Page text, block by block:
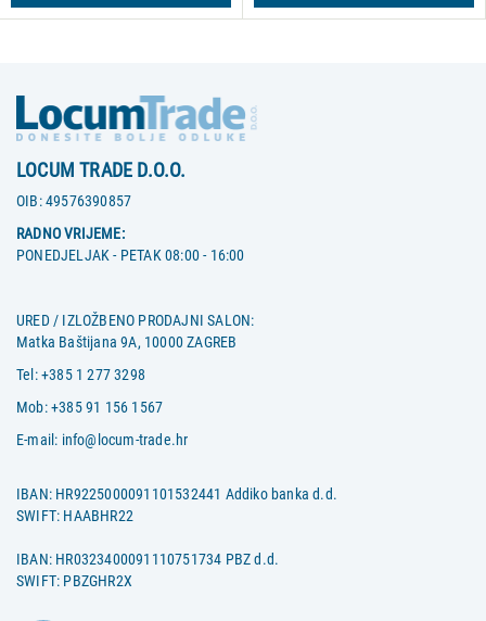
LOCUM TRADE D.O.O.
OIB:49576390857
RADNO VRIJEME:
PONEDJELJAK - PETAK 08:00 - 16:00
URED / IZLOŽBENO PRODAJNI SALON:
Matka Baštijana 9A, 10000 ZAGREB
Tel:+385 1 277 3298
Mob:+385 91 156 1567
E-mail: info@locum-trade.hr
IBAN: HR9225000091101532441 Addiko banka d.d.
SWIFT: HAABHR22
IBAN: HR0323400091110751734 PBZ d.d.
SWIFT: PBZGHR2X